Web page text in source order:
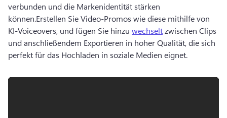
verbunden und die Markenidentität stärken
können.Erstellen Sie Video-Promos wie diese mithilfe von
KI-Voiceovers, und fügen Sie hinzu wechselt zwischen Clips
und anschließendem Exportieren in hoher Qualität, die sich
perfekt für das Hochladen in soziale Medien eignet.